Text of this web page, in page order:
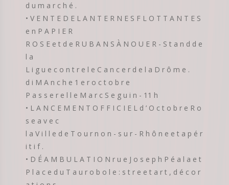
d u m a r c h é .
• V E N T E D E L A N T E R N E S F L O T T A N T E S
e n P A P I E R
R O S E e t d e R U B A N S À N O U E R - S t a n d d e
l a
L i g u e c o n t r e l e C a n c e r d e l a D r ô m e .
d i M A n c h e 1 e r o c t o b r e
P a s s e r e l l e M a r c S e g u i n - 11 h
• L A N C E M E N T O F F I C I E L d ’ O c t o b r e R o
s e a v e c
l a V i l l e d e T o u r n o n - s u r - R h ô n e e t a p é r
i t i f .
• D É A M B U L A T I O N r u e J o s e p h P é a l a e t
P l a c e d u T a u r o b o l e : s t r e e t a r t , d é c o r